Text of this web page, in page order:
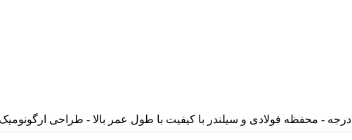
- فرز انگشتی بادی سر کج (چپقی) با زاویه 90 درجه - محفظه فولادی و سیلندر با کیفیت با طول عمر بالا - طراحی